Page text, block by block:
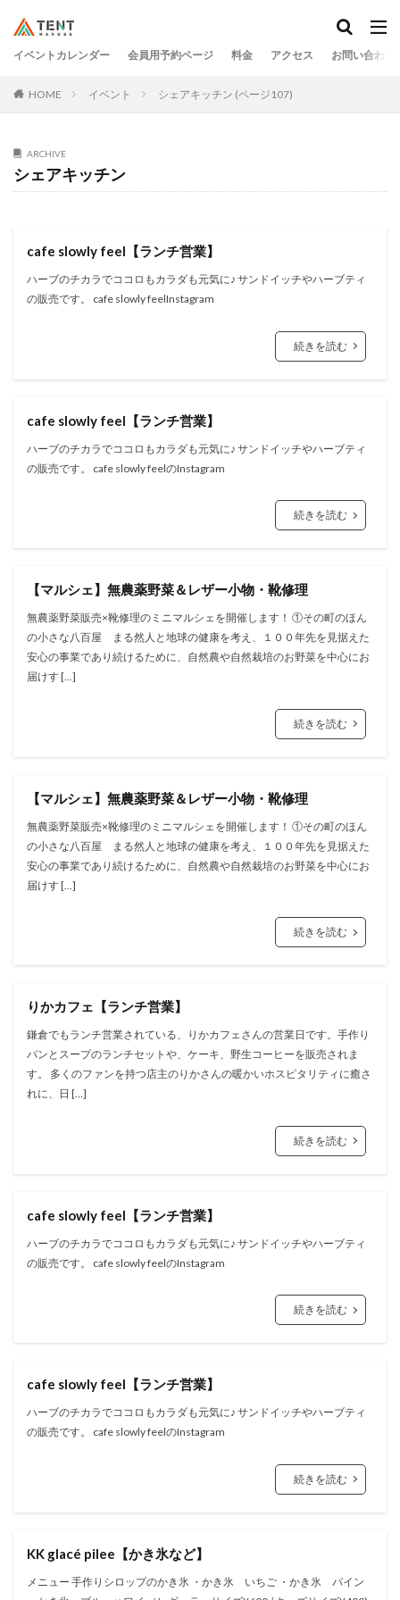
イベントカレンダー 会員用予約ページ 料金 アクセス お問い合わせ
HOME イベント シェアキッチン (ページ107)
ARCHIVE
シェアキッチン
cafe slowly feel【ランチ営業】
ハーブのチカラでココロもカラダも元気に♪ サンドイッチやハーブティ
の販売です。 cafe slowly feelInstagram
続きを読む
cafe slowly feel【ランチ営業】
ハーブのチカラでココロもカラダも元気に♪ サンドイッチやハーブティ
の販売です。 cafe slowly feelのInstagram
続きを読む
【マルシェ】無農薬野菜＆レザー小物・靴修理
無農薬野菜販売×靴修理のミニマルシェを開催します！ ①その町のほん
の小さな八百屋 まる然人と地球の健康を考え、１００年先を見据えた
安心の事業であり続けるために、自然農や自然栽培のお野菜を中心にお
届けす […]
続きを読む
【マルシェ】無農薬野菜＆レザー小物・靴修理
無農薬野菜販売×靴修理のミニマルシェを開催します！ ①その町のほん
の小さな八百屋 まる然人と地球の健康を考え、１００年先を見据えた
安心の事業であり続けるために、自然農や自然栽培のお野菜を中心にお
届けす […]
続きを読む
りかカフェ【ランチ営業】
鎌倉でもランチ営業されている、りかカフェさんの営業日です。手作り
パンとスープのランチセットや、ケーキ、野生コーヒーを販売されま
す。 多くのファンを持つ店主のりかさんの暖かいホスピタリティに癒さ
れに、日 […]
続きを読む
cafe slowly feel【ランチ営業】
ハーブのチカラでココロもカラダも元気に♪ サンドイッチやハーブティ
の販売です。 cafe slowly feelのInstagram
続きを読む
cafe slowly feel【ランチ営業】
ハーブのチカラでココロもカラダも元気に♪ サンドイッチやハーブティ
の販売です。 cafe slowly feelのInstagram
続きを読む
KK glacé pilee【かき氷など】
メニュー 手作りシロップのかき氷 ・かき氷 いちご ・かき氷 パイン